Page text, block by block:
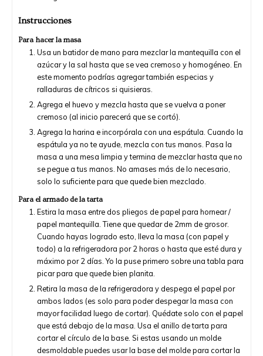
Instrucciones
Para hacer la masa
Usa un batidor de mano para mezclar la mantequilla con el
azúcar y la sal hasta que se vea cremoso y homogéneo. En
este momento podrías agregar también especias y
ralladuras de cítricos si quisieras.
Agrega el huevo y mezcla hasta que se vuelva a poner
cremoso (al inicio parecerá que se cortó).
Agrega la harina e incorpórala con una espátula. Cuando la
espátula ya no te ayude, mezcla con tus manos. Pasa la
masa a una mesa limpia y termina de mezclar hasta que no
se pegue a tus manos. No amases más de lo necesario,
solo lo suficiente para que quede bien mezclado.
Para el armado de la tarta
Estira la masa entre dos pliegos de papel para hornear /
papel mantequilla. Tiene que quedar de 2mm de grosor.
Cuando hayas logrado esto, lleva la masa (con papel y
todo) a la refrigeradora por 2 horas o hasta que esté dura y
máximo por 2 días. Yo la puse primero sobre una tabla para
picar para que quede bien planita.
Retira la masa de la refrigeradora y despega el papel por
ambos lados (es solo para poder despegar la masa con
mayor facilidad luego de cortar). Quédate solo con el papel
que está debajo de la masa. Usa el anillo de tarta para
cortar el círculo de la base. Si estas usando un molde
desmoldable puedes usar la base del molde para cortar la